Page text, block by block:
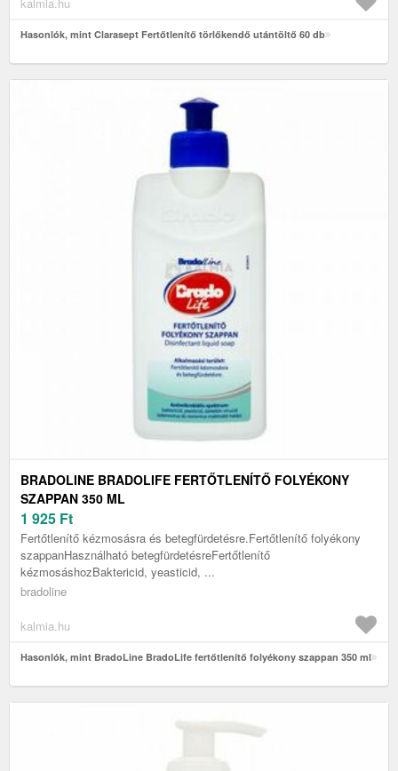
kalmia.hu
Hasonlók, mint Clarasept Fertőtlenítő törlőkendő utántöltő 60 db
BRADOLINE BRADOLIFE FERTŐTLENÍTŐ FOLYÉKONY
SZAPPAN 350 ML
1 925 Ft
Fertőtlenítő kézmosásra és betegfürdetésre.Fertőtlenítő folyékony
szappanHasználható betegfürdetésreFertőtlenítő
kézmosáshozBaktericid, yeasticid, ...
bradoline
kalmia.hu
Hasonlók, mint BradoLine BradoLife fertőtlenítő folyékony szappan 350 ml